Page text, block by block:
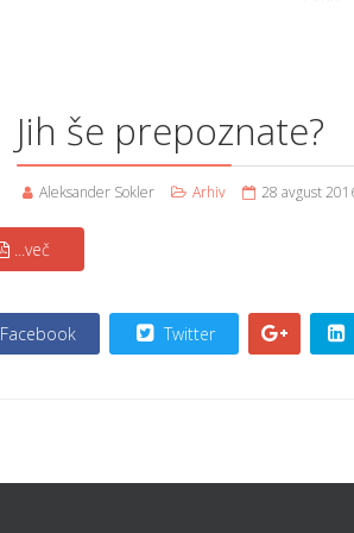
Jih še prepoznate?
Aleksander Sokler Arhiv 28 avgust
...več
Facebook Twitter